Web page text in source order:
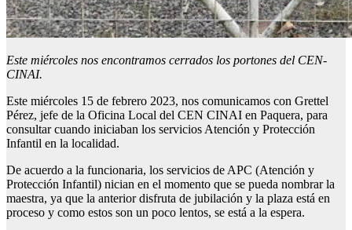
Este miércoles nos encontramos cerrados los portones del CEN-
CINAI.
Este miércoles 15 de febrero 2023, nos comunicamos con Grettel
Pérez, jefe de la Oficina Local del CEN CINAI en Paquera, para
consultar cuando iniciaban los servicios Atención y Protección
Infantil en la localidad.
De acuerdo a la funcionaria, los servicios de APC (Atención y
Protección Infantil) nician en el momento que se pueda nombrar la
maestra, ya que la anterior disfruta de jubilación y la plaza está en
proceso y como estos son un poco lentos, se está a la espera.